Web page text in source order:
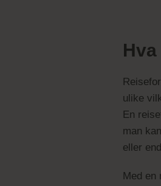
ulike
En
man
eller
Med en